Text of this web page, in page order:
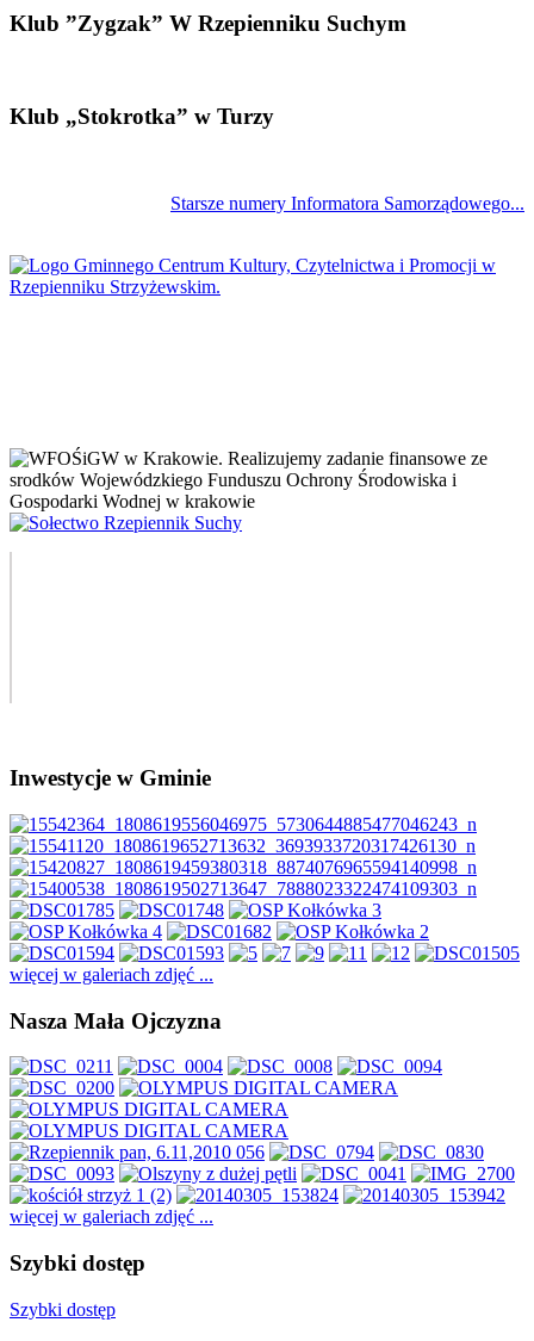
Klub ”Zygzak” W Rzepienniku Suchym
Klub „Stokrotka” w Turzy
Starsze numery Informatora Samorządowego...
Inwestycje w Gminie
więcej w galeriach zdjęć ...
Nasza Mała Ojczyzna
więcej w galeriach zdjęć ...
Szybki dostęp
Szybki dostęp